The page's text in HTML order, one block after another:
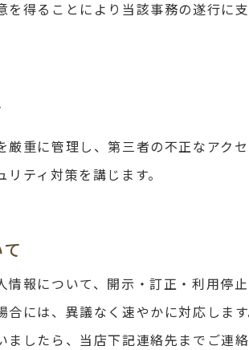
得ることにより当該事務の遂行に
重に管理し、第三者の不正なアク
ティ対策を講じます。
報について、開示・訂正・利用停
合には、異議なく速やかに対応しま
ましたら、当店下記連絡先までご連